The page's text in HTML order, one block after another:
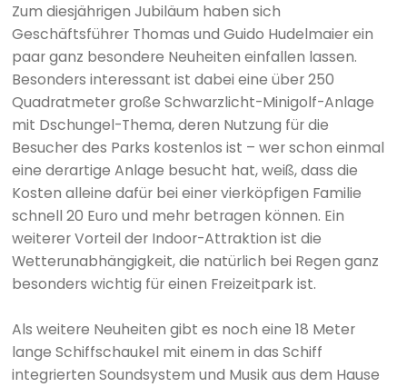
Zum diesjährigen Jubiläum haben sich
Geschäftsführer Thomas und Guido Hudelmaier ein
paar ganz besondere Neuheiten einfallen lassen.
Besonders interessant ist dabei eine über 250
Quadratmeter große Schwarzlicht-Minigolf-Anlage
mit Dschungel-Thema, deren Nutzung für die
Besucher des Parks kostenlos ist – wer schon einmal
eine derartige Anlage besucht hat, weiß, dass die
Kosten alleine dafür bei einer vierköpfigen Familie
schnell 20 Euro und mehr betragen können. Ein
weiterer Vorteil der Indoor-Attraktion ist die
Wetterunabhängigkeit, die natürlich bei Regen ganz
besonders wichtig für einen Freizeitpark ist.
Als weitere Neuheiten gibt es noch eine 18 Meter
lange Schiffschaukel mit einem in das Schiff
integrierten Soundsystem und Musik aus dem Hause